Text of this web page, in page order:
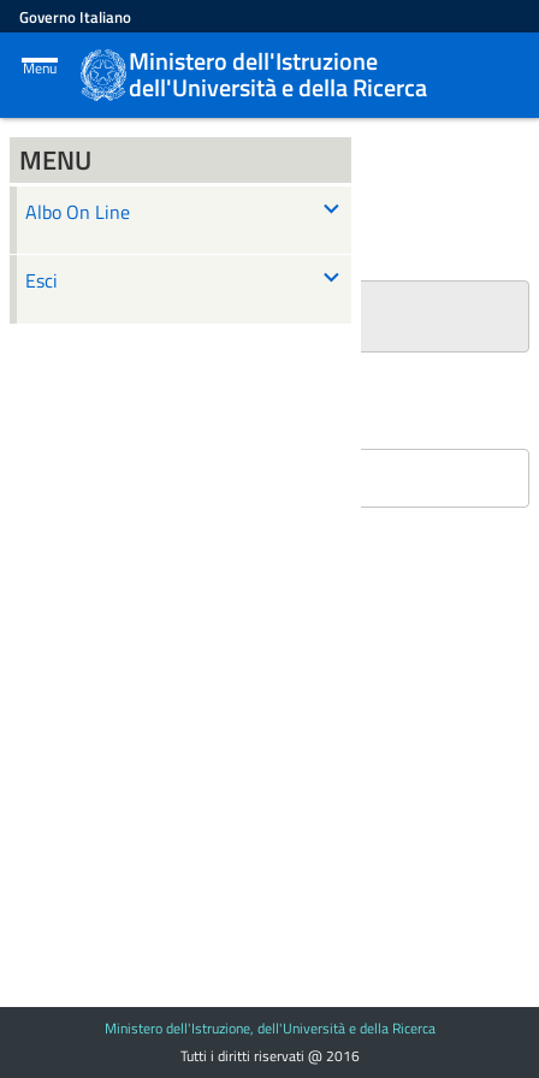
Governo Italiano
Menu Ministero dell'Istruzione
dell'Università e della Ricerca
MENU
Albo On Line
Esci
ALBO ON LINE
Ricerca
Ministero dell'Istruzione, dell'Università e della Ricerca
Tutti i diritti riservati @ 2016